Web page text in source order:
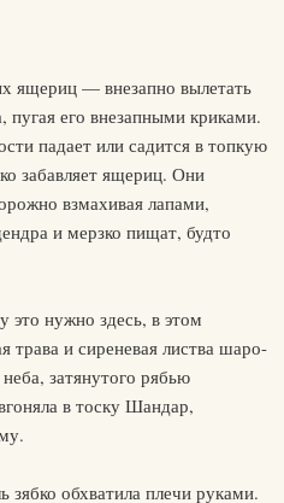
ящериц — внезапно вылетать
пугая его внезапными криками.
падает или садится в топкую
забавляет ящериц. Они
взмахивая лапами,
и мерзко пищат, будто
это нужно здесь, в этом
трава и сиреневая листва шаро-
затянутого рябью
в тоску Шандар,
зябко обхватила плечи руками.